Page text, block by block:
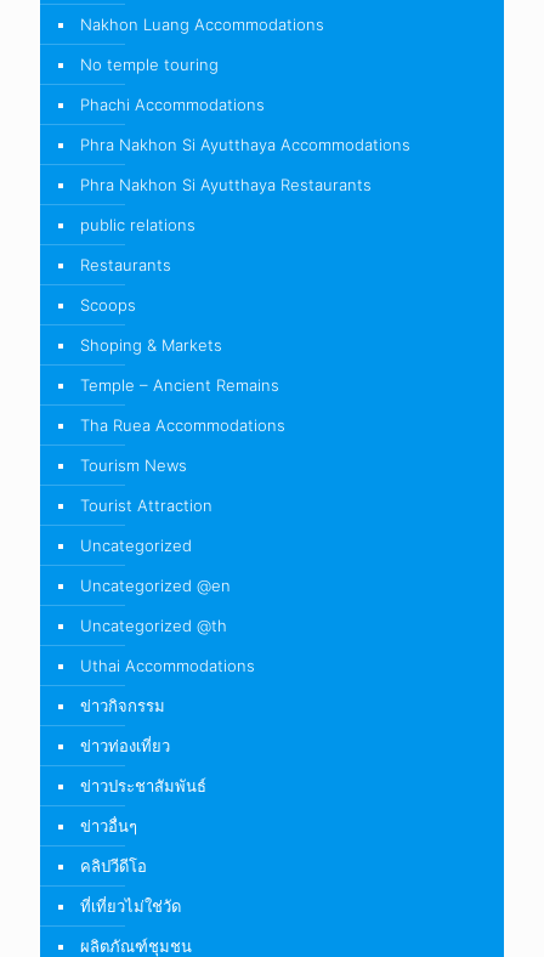
Nakhon Luang Accommodations
No temple touring
Phachi Accommodations
Phra Nakhon Si Ayutthaya Accommodations
Phra Nakhon Si Ayutthaya Restaurants
public relations
Restaurants
Scoops
Shoping & Markets
Temple – Ancient Remains
Tha Ruea Accommodations
Tourism News
Tourist Attraction
Uncategorized
Uncategorized @en
Uncategorized @th
Uthai Accommodations
ข่าวกิจกรรม
ข่าวท่องเที่ยว
ข่าวประชาสัมพันธ์
ข่าวอื่นๆ
คลิปวีดีโอ
ที่เที่ยวไม่ใช่วัด
ผลิตภัณฑ์ชุมชน